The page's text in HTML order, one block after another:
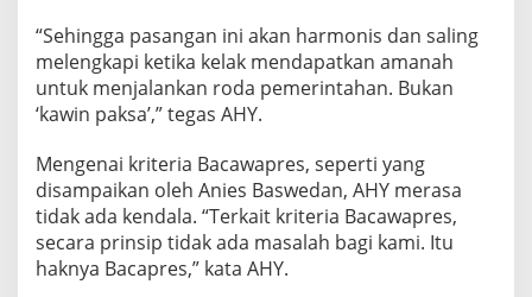
“Sehingga pasangan ini akan harmonis dan saling
melengkapi ketika kelak mendapatkan amanah
untuk menjalankan roda pemerintahan. Bukan
‘kawin paksa’,” tegas AHY.
Mengenai kriteria Bacawapres, seperti yang
disampaikan oleh Anies Baswedan, AHY merasa
tidak ada kendala. “Terkait kriteria Bacawapres,
secara prinsip tidak ada masalah bagi kami. Itu
haknya Bacapres,” kata AHY.